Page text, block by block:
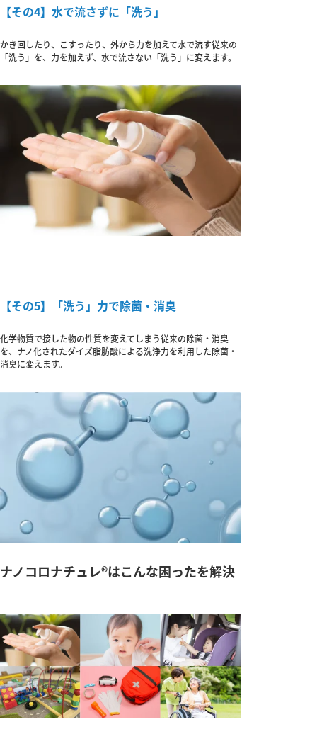
【その4】水で流さずに「洗う」
かき回したり、こすったり、外から力を加えて水で流す従来の
「洗う」を、力を加えず、水で流さない「洗う」に変えます。
【その5】「洗う」力で除菌・消臭
化学物質で接した物の性質を変えてしまう従来の除菌・消臭
を、ナノ化されたダイズ脂肪酸による洗浄力を利用した除菌・
消臭に変えます。
ナノコロナチュレ®はこんな困ったを解決